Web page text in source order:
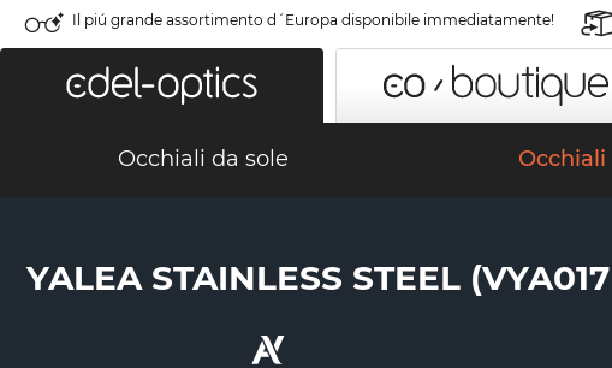
Il piú grande assortimento d´Europa disponibile immediatamente!
Occhiali da sole Occhiali
YALEA STAINLESS STEEL